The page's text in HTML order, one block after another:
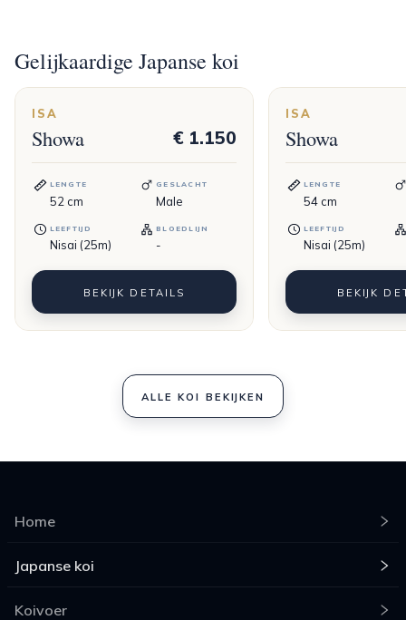
Gelijkaardige Japanse koi
ISA
Showa € 1.150
LENGTE
52 cm
GESLACHT
Male
LEEFTIJD
Nisai (25m)
BLOEDLIJN
-
BEKIJK DETAILS
ISA
Showa
LENGTE
54cm
LEEFTIJD
Nisai (25m)
BEKIJK
ALLE KOI BEKIJKEN
Home
Japanse koi
Koivoer